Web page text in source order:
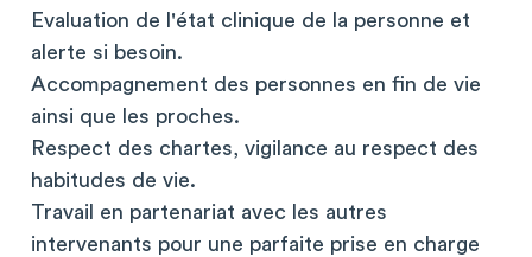
Evaluation de l'état clinique de la personne et
alerte si besoin.
Accompagnement des personnes en fin de vie
ainsi que les proches.
Respect des chartes, vigilance au respect des
habitudes de vie.
Travail en partenariat avec les autres
intervenants pour une parfaite prise en charge